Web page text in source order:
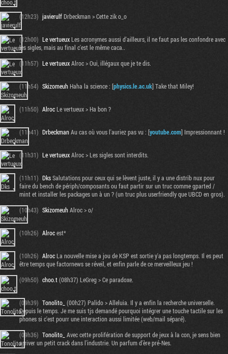
(12h23) javierulfDrbeckman > Cette zik o_o
(12h00) Le vertueuxLes acronymes aussi d'ailleurs, il ne faut pas les confondre avec
les sigles, mais au final c'est le même caca..
(11h57) Le vertueuxAlroc > Oui, illégaux que je te dis.
(11h54) SkizomeuhHaha la science : [physics.le.ac.uk] Take that Miley!
(11h50) AlrocLe vertueux > Ha bon ?
(11h41) DrbeckmanAu cas où vous l'auriez pas vu : [youtube.com] Impressionnant !
(11h31) Le vertueuxAlroc > Les sigles sont interdits.
(11h11) DksSalutations pour ceux qui se lèvent juste, il y a une distrib nux pour
faire du bench de périph/composants ou faut partir sur un truc comme gparted /
mint et installer les packages un à un ? (un truc plus userfriendly que UBCD en gros).
(10h43) SkizomeuhAlroc > o/
(10h26) Alrocest*
(10h26) AlrocLa nouvelle mise a jou de KSP est sortie y'a pas longtemps. Il es peut
être temps que factornews se réveil, et enfin parle de ce merveilleux jeu !
(09h50) choo.t(08h37) LeGreg > Ce paradoxe.
(09h39) Tonolito_ (00h27) Palido > Alleluia. Il y a enfin la recherche universelle.
Depuis le temps. Je me suis tjs demandé pourquoi intégrer une touche tactile sur les
phones si c'est pourr une interaction aussi limitée (web/mail séparé).
(09h36) Tonolito_ Avec cette prolifération de support de jeux à la con, je sens bien
arriver un petit crack dans l'industrie. Un parfum d'ère pré-Nes.